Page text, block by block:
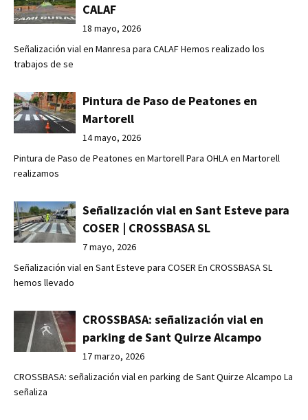
CALAF
18 mayo, 2026
Señalización vial en Manresa para CALAF Hemos realizado los
trabajos de se
Pintura de Paso de Peatones en
Martorell
14 mayo, 2026
Pintura de Paso de Peatones en Martorell Para OHLA en Martorell
realizamos
Señalización vial en Sant Esteve para
COSER | CROSSBASA SL
7 mayo, 2026
Señalización vial en Sant Esteve para COSER En CROSSBASA SL
hemos llevado
CROSSBASA: señalización vial en
parking de Sant Quirze Alcampo
17 marzo, 2026
CROSSBASA: señalización vial en parking de Sant Quirze Alcampo La
señaliza